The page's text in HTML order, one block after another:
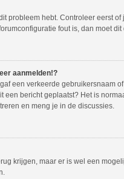
probleem hebt. Controleer eerst
fout is, dan moet
aanmelden!?
een verkeerde gebruikersnaam
een bericht geplaatst? Het is
en meng je in de discussies.
krijgen, maar er is wel een